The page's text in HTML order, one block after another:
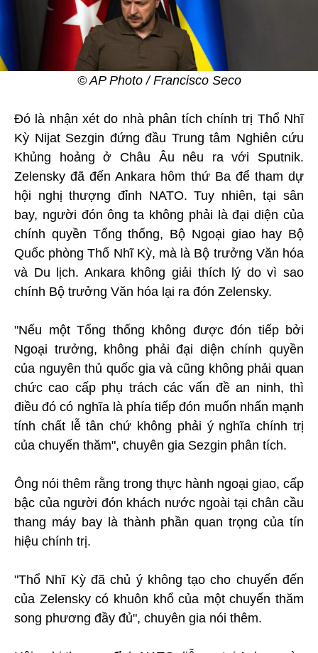
© AP Photo / Francisco Seco
Đó là nhận xét do nhà phân tích chính trị Thổ Nhĩ
Kỳ Nijat Sezgin đứng đầu Trung tâm Nghiên cứu
Khủng hoảng ở Châu Âu nêu ra với Sputnik.
Zelensky đã đến Ankara hôm thứ Ba để tham dự
hội nghị thượng đỉnh NATO. Tuy nhiên, tại sân
bay, người đón ông ta không phải là đại diện của
chính quyền Tổng thống, Bộ Ngoại giao hay Bộ
Quốc phòng Thổ Nhĩ Kỳ, mà là Bộ trưởng Văn hóa
và Du lịch. Ankara không giải thích lý do vì sao
chính Bộ trưởng Văn hóa lại ra đón Zelensky.
"Nếu một Tổng thống không được đón tiếp bởi
Ngoại trưởng, không phải đại diện chính quyền
của nguyên thủ quốc gia và cũng không phải quan
chức cao cấp phụ trách các vấn đề an ninh, thì
điều đó có nghĩa là phía tiếp đón muốn nhấn mạnh
tính chất lễ tân chứ không phải ý nghĩa chính trị
của chuyến thăm", chuyên gia Sezgin phân tích.
Ông nói thêm rằng trong thực hành ngoại giao, cấp
bậc của người đón khách nước ngoài tại chân cầu
thang máy bay là thành phần quan trọng của tín
hiệu chính trị.
"Thổ Nhĩ Kỳ đã chủ ý không tạo cho chuyến đến
của Zelensky có khuôn khổ của một chuyến thăm
song phương đầy đủ", chuyên gia nói thêm.